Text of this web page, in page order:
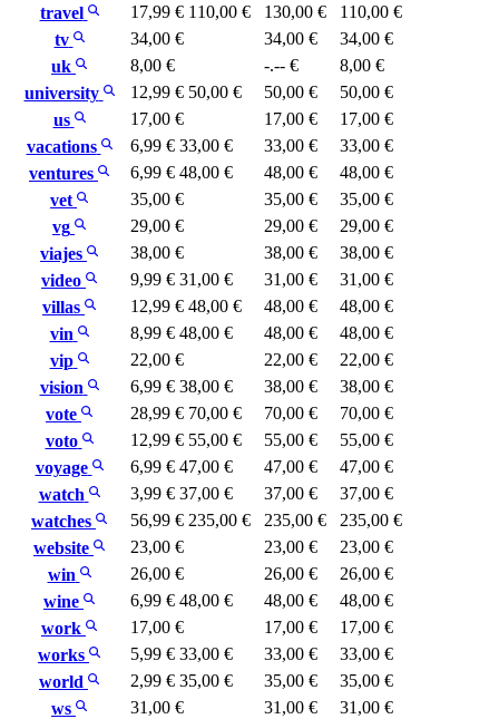
travel
17,99 € 110,00 € 130,00 €
110,00 €
tv
34,00 € 34,00 €
34,00 €
uk
8,00 € -.-- €
8,00 €
university
12,99 € 50,00 € 50,00 €
50,00 €
us
17,00 € 17,00 €
17,00 €
vacations
6,99 € 33,00 € 33,00 €
33,00 €
ventures
6,99 € 48,00 € 48,00 €
48,00 €
vet
35,00 € 35,00 €
35,00 €
vg
29,00 € 29,00 €
29,00 €
viajes
38,00 € 38,00 €
38,00 €
video
9,99 € 31,00 € 31,00 €
31,00 €
villas
12,99 € 48,00 € 48,00 €
48,00 €
vin
8,99 € 48,00 € 48,00 €
48,00 €
vip
22,00 € 22,00 €
22,00 €
vision
6,99 € 38,00 € 38,00 €
38,00 €
vote
28,99 € 70,00 € 70,00 €
70,00 €
voto
12,99 € 55,00 € 55,00 €
55,00 €
voyage
6,99 € 47,00 € 47,00 €
47,00 €
watch
3,99 € 37,00 € 37,00 €
37,00 €
watches
56,99 € 235,00 € 235,00 €
235,00 €
website
23,00 € 23,00 €
23,00 €
win
26,00 € 26,00 €
26,00 €
wine
6,99 € 48,00 € 48,00 €
48,00 €
work
17,00 € 17,00 €
17,00 €
works
5,99 € 33,00 € 33,00 €
33,00 €
world
2,99 € 35,00 € 35,00 €
35,00 €
ws
31,00 € 31,00 €
31,00 €